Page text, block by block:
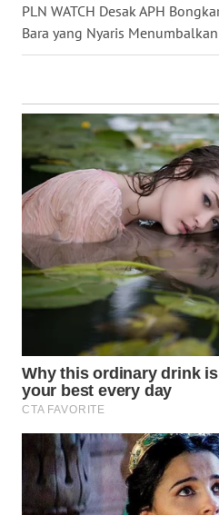
PLN WATCH Desak APH
Bara yang Nyaris
WN
TANJUNG
LESUNG
KARO
WN
SIMALUNGUN
WN
LABUHANBATU
WN
WN DELI
SERDANG
WN
TEBING
TINGGI